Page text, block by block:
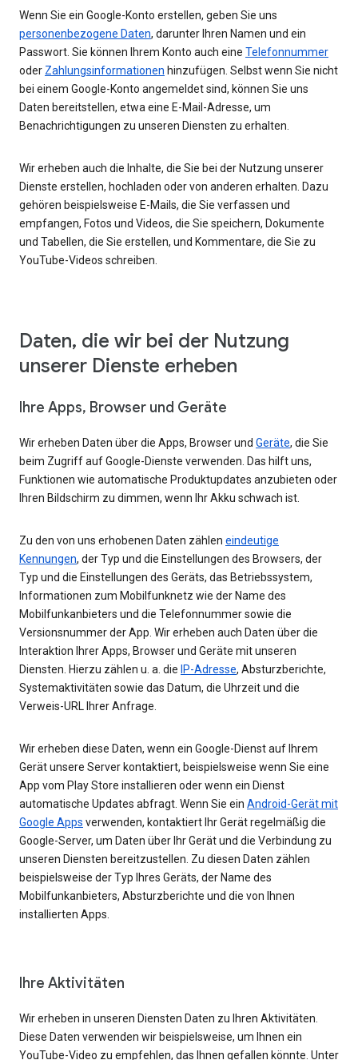
Wenn Sie ein Google-Konto erstellen, geben Sie uns
personenbezogene Daten, darunter Ihren Namen und ein
Passwort. Sie können Ihrem Konto auch eine Telefonnummer
oder Zahlungsinformationen hinzufügen. Selbst wenn Sie nicht
bei einem Google-Konto angemeldet sind, können Sie uns
Daten bereitstellen, etwa eine E-Mail-Adresse, um
Benachrichtigungen zu unseren Diensten zu erhalten.
Wir erheben auch die Inhalte, die Sie bei der Nutzung unserer
Dienste erstellen, hochladen oder von anderen erhalten. Dazu
gehören beispielsweise E-Mails, die Sie verfassen und
empfangen, Fotos und Videos, die Sie speichern, Dokumente
und Tabellen, die Sie erstellen, und Kommentare, die Sie zu
YouTube-Videos schreiben.
Daten, die wir bei der Nutzung
unserer Dienste erheben
Ihre Apps, Browser und Geräte
Wir erheben Daten über die Apps, Browser und Geräte, die Sie
beim Zugriff auf Google-Dienste verwenden. Das hilft uns,
Funktionen wie automatische Produktupdates anzubieten oder
Ihren Bildschirm zu dimmen, wenn Ihr Akku schwach ist.
Zu den von uns erhobenen Daten zählen eindeutige
Kennungen, der Typ und die Einstellungen des Browsers, der
Typ und die Einstellungen des Geräts, das Betriebssystem,
Informationen zum Mobilfunknetz wie der Name des
Mobilfunkanbieters und die Telefonnummer sowie die
Versionsnummer der App. Wir erheben auch Daten über die
Interaktion Ihrer Apps, Browser und Geräte mit unseren
Diensten. Hierzu zählen u. a. die IP-Adresse, Absturzberichte,
Systemaktivitäten sowie das Datum, die Uhrzeit und die
Verweis-URL Ihrer Anfrage.
Wir erheben diese Daten, wenn ein Google-Dienst auf Ihrem
Gerät unsere Server kontaktiert, beispielsweise wenn Sie eine
App vom Play Store installieren oder wenn ein Dienst
automatische Updates abfragt. Wenn Sie ein Android-Gerät mit
Google Apps verwenden, kontaktiert Ihr Gerät regelmäßig die
Google-Server, um Daten über Ihr Gerät und die Verbindung zu
unseren Diensten bereitzustellen. Zu diesen Daten zählen
beispielsweise der Typ Ihres Geräts, der Name des
Mobilfunkanbieters, Absturzberichte und die von Ihnen
installierten Apps.
Ihre Aktivitäten
Wir erheben in unseren Diensten Daten zu Ihren Aktivitäten.
Diese Daten verwenden wir beispielsweise, um Ihnen ein
YouTube-Video zu empfehlen, das Ihnen gefallen könnte. Unter